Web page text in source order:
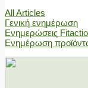
All Articles
Γενική ενημέρωση
Ενημερώσεις
Ενημέρωση